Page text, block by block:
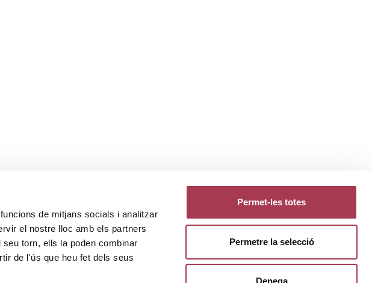
de mitjans socials i analitzar
el nostre lloc amb els partners
torn, ells la poden combinar
de l'ús que heu fet dels seus
Permet-les totes
Permetre la selecció
Denega